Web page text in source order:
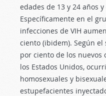
edades de 13 y 24 años
Específicamente en el
infecciones de VIH
ciento (ibidem). Según el
por ciento de los nuevos
los Estados Unidos,
homosexuales y
estupefacientes